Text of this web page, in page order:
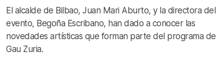
El alcalde de Bilbao, Juan Mari Aburto, y la directora del
evento, Begoña Escribano, han dado a conocer las
novedades artísticas que forman parte del programa de
Gau Zuria.